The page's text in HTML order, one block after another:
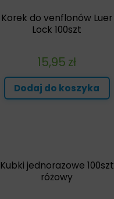
Korek do venflonów Luer
Lock 100szt
15,95 zł
Dodaj do koszyka
Kubki jednorazowe 100szt
różowy